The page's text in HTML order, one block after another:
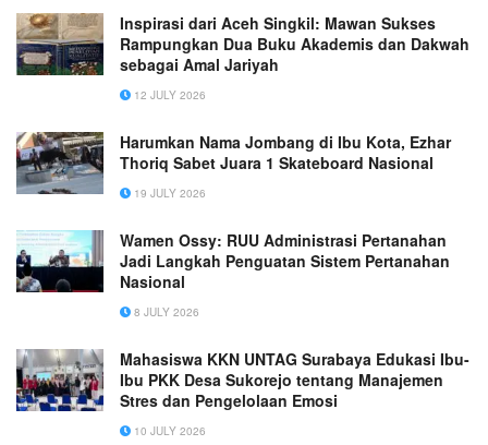
Inspirasi dari Aceh Singkil: Mawan Sukses
Rampungkan Dua Buku Akademis dan Dakwah
sebagai Amal Jariyah
12 JULY 2026
Harumkan Nama Jombang di Ibu Kota, Ezhar
Thoriq Sabet Juara 1 Skateboard Nasional
19 JULY 2026
Wamen Ossy: RUU Administrasi Pertanahan
Jadi Langkah Penguatan Sistem Pertanahan
Nasional
8 JULY 2026
Mahasiswa KKN UNTAG Surabaya Edukasi Ibu-
Ibu PKK Desa Sukorejo tentang Manajemen
Stres dan Pengelolaan Emosi
10 JULY 2026